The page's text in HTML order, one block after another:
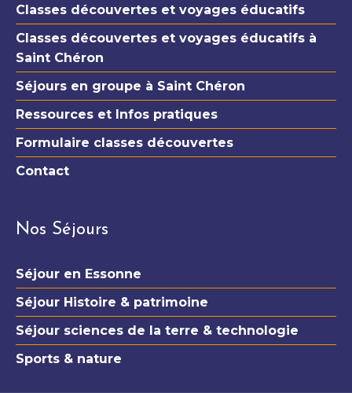
Classes découvertes et voyages éducatifs
Classes découvertes et voyages éducatifs à
Saint Chéron
Séjours en groupe à Saint Chéron
Ressources et Infos pratiques
Formulaire classes découvertes
Contact
Nos Séjours
Séjour en Essonne
Séjour Histoire & patrimoine
Séjour sciences de la terre & technologie
Sports & nature